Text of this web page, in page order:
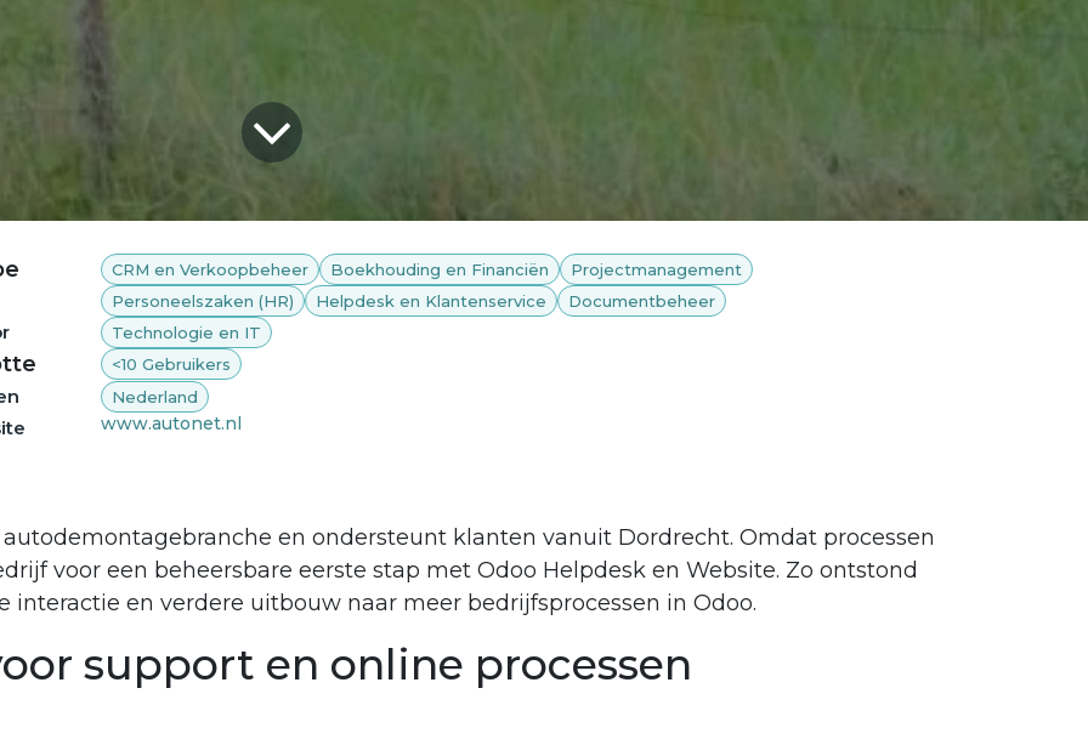
CRM en Verkoopbeheer Boekhouding en Financiën
Projectmanagement
Personeelszaken (HR)
Helpdesk en Klantenservice Documentbeheer
Technologie en IT
<10 Gebruikers
Nederland
www.autonet.nl
en ondersteunt klanten vanuit Dordrecht. Omdat processen
voor een beheersbare eerste stap met Odoo Helpdesk en Website. Zo ontstond
interactie en verdere uitbouw naar meer bedrijfsprocessen in Odoo.
support en online processen